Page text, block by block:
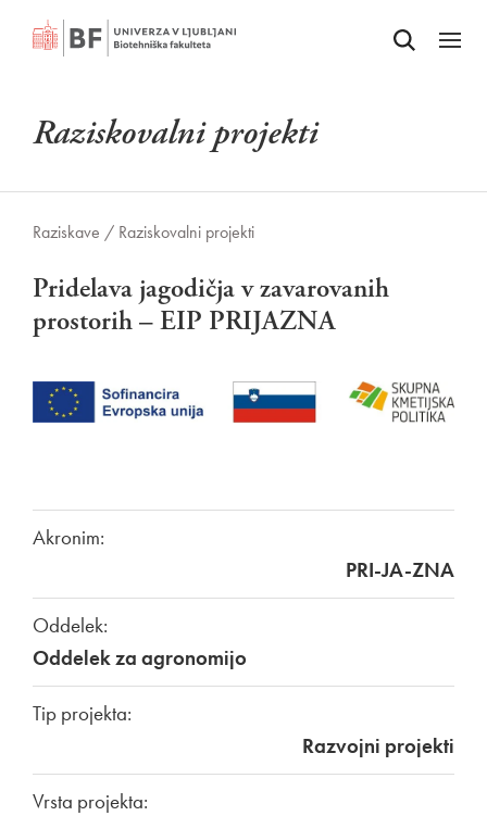
Odpri iskalnik
Odpri
Raziskovalni projekti
Raziskave / Raziskovalni projekti
Pridelava jagodičja v zavarovanih
prostorih – EIP PRIJAZNA
Akronim:
PRI-JA-ZNA
Oddelek:
Oddelek za agronomijo
Tip projekta:
Razvojni projekti
Vrsta projekta: